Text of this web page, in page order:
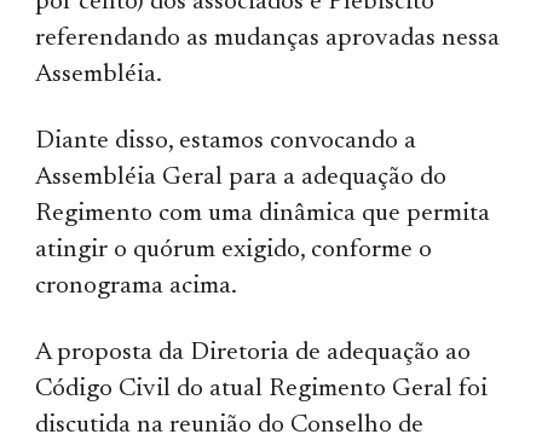
referendando as mudanças aprovadas nessa
Assembléia.
Diante disso, estamos convocando a
Assembléia Geral para a adequação do
Regimento com uma dinâmica que permita
atingir o quórum exigido, conforme o
cronograma acima.
A proposta da Diretoria de adequação ao
Código Civil do atual Regimento Geral foi
discutida na reunião do Conselho de